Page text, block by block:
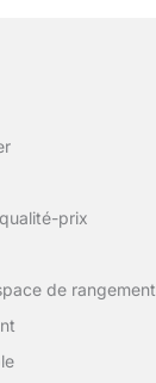
prix
de rangement